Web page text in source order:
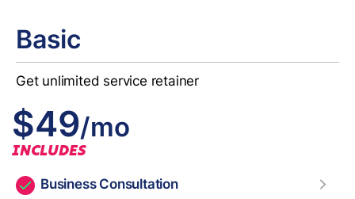
Basic
Get unlimited service retainer
$49/mo
INCLUDES
Business Consultation